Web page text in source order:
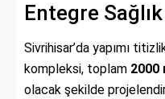
Entegre
Sivrihisar’da yapımı
kompleksi, toplam 2000
olacak şekilde